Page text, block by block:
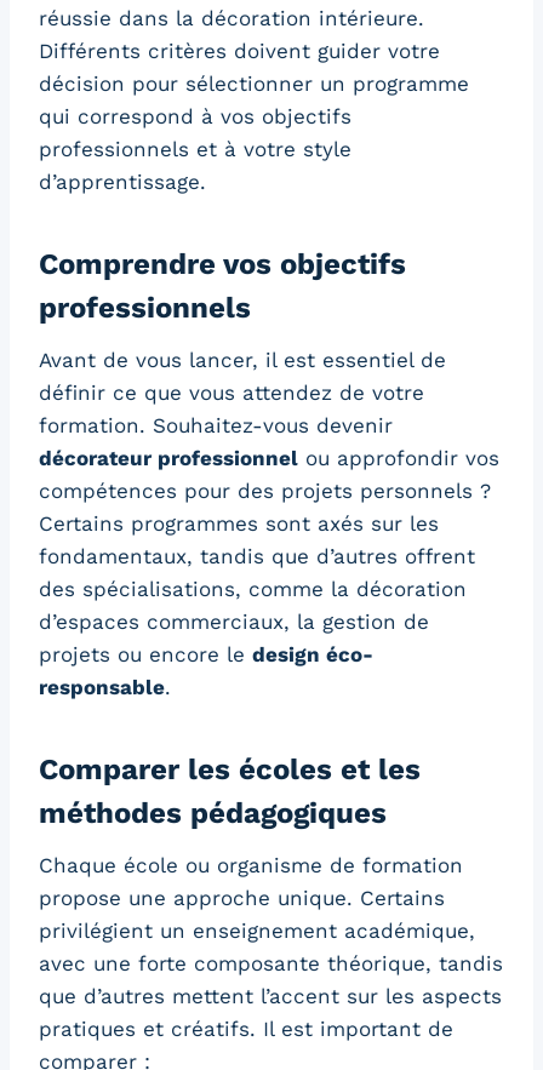
réussie dans la décoration intérieure.
Différents critères doivent guider votre
décision pour sélectionner un programme
qui correspond à vos objectifs
professionnels et à votre style
d’apprentissage.
Comprendre vos objectifs
professionnels
Avant de vous lancer, il est essentiel de
définir ce que vous attendez de votre
formation. Souhaitez-vous devenir
décorateur professionnel ou approfondir vos
compétences pour des projets personnels ?
Certains programmes sont axés sur les
fondamentaux, tandis que d’autres offrent
des spécialisations, comme la décoration
d’espaces commerciaux, la gestion de
projets ou encore le design éco-
responsable.
Comparer les écoles et les
méthodes pédagogiques
Chaque école ou organisme de formation
propose une approche unique. Certains
privilégient un enseignement académique,
avec une forte composante théorique, tandis
que d’autres mettent l’accent sur les aspects
pratiques et créatifs. Il est important de
comparer :